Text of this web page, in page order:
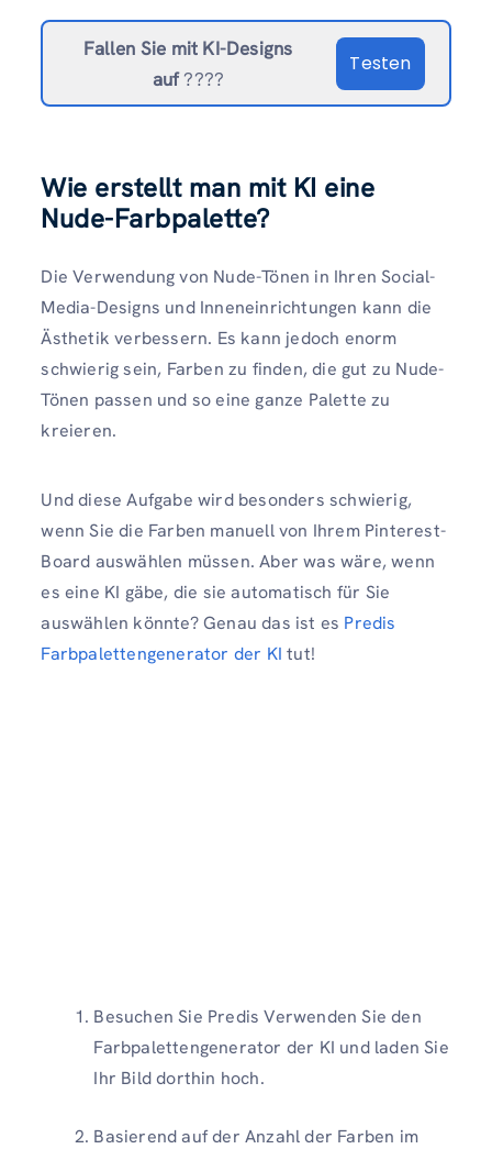
Fallen Sie mit KI-Designs
auf????
Testen
Wie erstellt man mit KI eine
Nude-Farbpalette?
Die Verwendung von Nude-Tönen in Ihren Social-
Media-Designs und Inneneinrichtungen kann die
Ästhetik verbessern. Es kann jedoch enorm
schwierig sein, Farben zu finden, die gut zu Nude-
Tönen passen und so eine ganze Palette zu
kreieren.
Und diese Aufgabe wird besonders schwierig,
wenn Sie die Farben manuell von Ihrem Pinterest-
Board auswählen müssen. Aber was wäre, wenn
es eine KI gäbe, die sie automatisch für Sie
auswählen könnte? Genau das ist es Predis
Farbpalettengenerator der KI tut!
Besuchen Sie Predis Verwenden Sie den
Farbpalettengenerator der KI und laden Sie
Ihr Bild dorthin hoch.
Basierend auf der Anzahl der Farben im